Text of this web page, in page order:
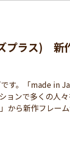
プラス) 新
す。「made in
ョンで多くの人
」から新作フレ